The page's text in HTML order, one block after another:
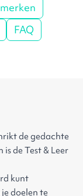
FAQ
de gedachte
de Test & Leer
kunt
doelen te